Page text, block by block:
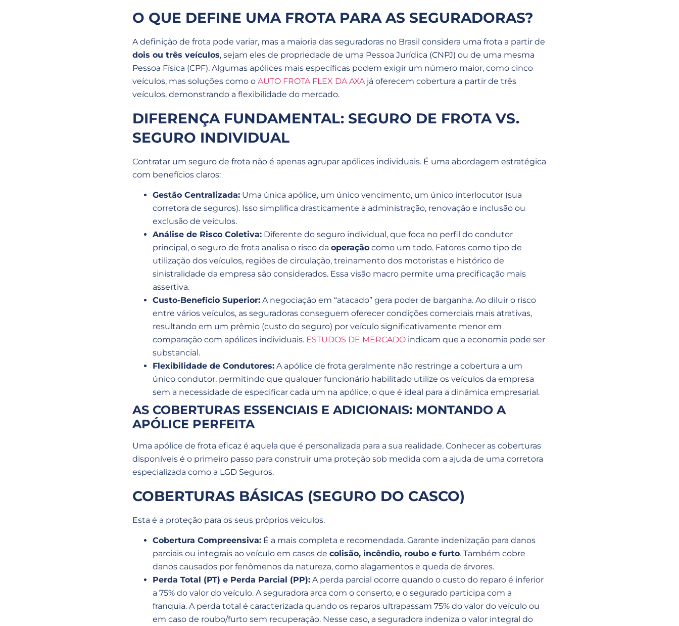
O QUE DEFINE UMA FROTA PARA AS SEGURADORAS?
A definição de frota pode variar, mas a maioria das seguradoras no Brasil considera uma frota a partir de
dois ou três veículos, sejam eles de propriedade de uma Pessoa Jurídica (CNPJ) ou de uma mesma
Pessoa Física (CPF). Algumas apólices mais específicas podem exigir um número maior, como cinco
veículos, mas soluções como o AUTO FROTA FLEX DA AXAjá oferecem cobertura a partir de três
veículos, demonstrando a flexibilidade do mercado.
DIFERENÇA FUNDAMENTAL: SEGURO DE FROTA VS.
SEGURO INDIVIDUAL
Contratar um seguro de frota não é apenas agrupar apólices individuais. É uma abordagem estratégica
com benefícios claros:
Gestão Centralizada: Uma única apólice, um único vencimento, um único interlocutor (sua
corretora de seguros). Isso simplifica drasticamente a administração, renovação e inclusão ou
exclusão de veículos.
Análise de Risco Coletiva: Diferente do seguro individual, que foca no perfil do condutor
principal, o seguro de frota analisa o risco da operação como um todo. Fatores como tipo de
utilização dos veículos, regiões de circulação, treinamento dos motoristas e histórico de
sinistralidade da empresa são considerados. Essa visão macro permite uma precificação mais
assertiva.
Custo-Benefício Superior: A negociação em “atacado” gera poder de barganha. Ao diluir o risco
entre vários veículos, as seguradoras conseguem oferecer condições comerciais mais atrativas,
resultando em um prêmio (custo do seguro) por veículo significativamente menor em
comparação com apólices individuais. ESTUDOS DE MERCADO indicam que a economia pode ser
substancial.
Flexibilidade de Condutores: A apólice de frota geralmente não restringe a cobertura a um
único condutor, permitindo que qualquer funcionário habilitado utilize os veículos da empresa
sem a necessidade de especificar cada um na apólice, o que é ideal para a dinâmica empresarial.
AS COBERTURAS ESSENCIAIS E ADICIONAIS: MONTANDO A
APÓLICE PERFEITA
Uma apólice de frota eficaz é aquela que é personalizada para a sua realidade. Conhecer as coberturas
disponíveis é o primeiro passo para construir uma proteção sob medida com a ajuda de uma corretora
especializada como a LGD Seguros.
COBERTURAS BÁSICAS (SEGURO DO CASCO)
Esta é a proteção para os seus próprios veículos.
Cobertura Compreensiva: É a mais completa e recomendada. Garante indenização para danos
parciais ou integrais ao veículo em casos de colisão, incêndio, roubo e furto. Também cobre
danos causados por fenômenos da natureza, como alagamentos e queda de árvores.
Perda Total (PT) e Perda Parcial (PP): A perda parcial ocorre quando o custo do reparo é inferior
a 75% do valor do veículo. A seguradora arca com o conserto, e o segurado participa com a
franquia. A perda total é caracterizada quando os reparos ultrapassam 75% do valor do veículo ou
em caso de roubo/furto sem recuperação. Nesse caso, a seguradora indeniza o valor integral do